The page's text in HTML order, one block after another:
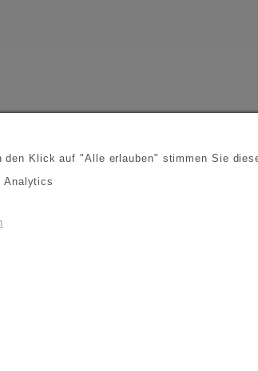
Klick auf "Alle erlauben" stimmen Sie
Analytics